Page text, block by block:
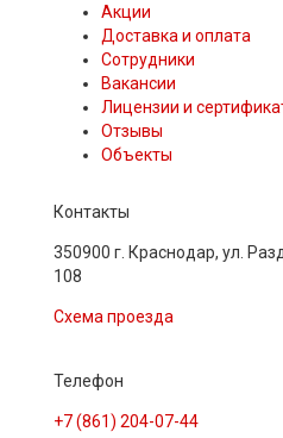
Акции
Доставка и оплата
Сотрудники
Вакансии
Лицензии и
Отзывы
Объекты
Контакты
350900 г. Краснодар, ул.
108
Схема проезда
Телефон
+7 (861) 204-07-44